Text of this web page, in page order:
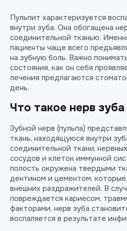
Пульпит характеризуется
внутри зуба. Она обогащена
соединительной тканью.
пациенты чаще всего
на зубную боль. Важно
состояния, как он себя
лечения предлагаются
день.
Что такое нерв зуба
Зубной нерв (пульпа)
ткань, находящуюся внутри
соединительной ткани,
сосудов и клеток иммунной
полость окружена твердыми
дентином и цементом,
внешних раздражителей. В
повреждается кариесом,
факторами, нерв зуба
воспаляется в результате